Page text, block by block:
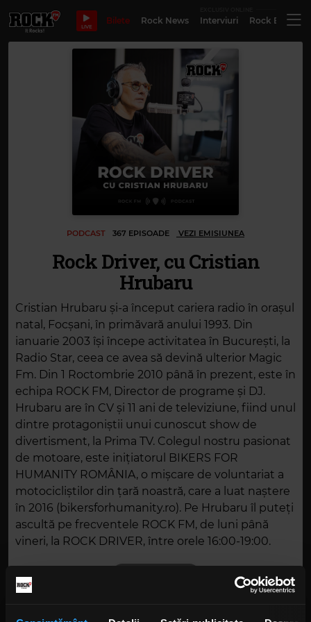
LIVE
Bilete Rock News Interviuri Rock
PODCAST 367 EPISOADE VEZI EMISIUNEA
Rock Driver, cu Cristian
Hrubaru
Cristian Hrubaru și-a început cariera radio în orașul
natal, Focșani, în primăvară anului 1993. Din
ianuarie 2003 își începe activitatea în București, la
Radio Star, ceea ce avea să devină ulterior Magic
Fm. Din 1 Roctombrie 2010 până în prezent, este în
echipa ROCK FM, Director de programe și DJ.
Hrubaru are în CV și 11 ani de televiziune, fiind unul
dintre protagoniștii unui cunoscut show de
divertisment, la Prima TV. Colegul nostru pasionat
de motoare, este inițiatorul BIKERS FOR
HUMANITY ROMÂNIA, o mișcare de voluntariat a
motocicliștilor din țară noastră, care a luat naștere
în 2016 (bikersforhumanity.ro). Pe Hrubaru îl puteți
ascultă pe frecventele ROCK FM, de luni până
vineri, la ROCK DRIVER, între orele 16:00-19:00.